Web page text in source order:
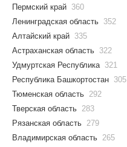
Пермский край 360
Ленинградская область 352
Алтайский край 335
Астраханская область 322
Удмуртская Республика 321
Республика Башкортостан 305
Тюменская область 292
Тверская область 283
Рязанская область 279
Владимирская область 265